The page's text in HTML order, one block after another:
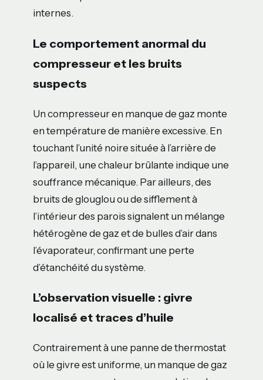
internes.
Le comportement anormal du
compresseur et les bruits
suspects
Un compresseur en manque de gaz monte
en température de manière excessive. En
touchant l’unité noire située à l’arrière de
l’appareil, une chaleur brûlante indique une
souffrance mécanique. Par ailleurs, des
bruits de glouglou ou de sifflement à
l’intérieur des parois signalent un mélange
hétérogène de gaz et de bulles d’air dans
l’évaporateur, confirmant une perte
d’étanchéité du système.
L’observation visuelle : givre
localisé et traces d’huile
Contrairement à une panne de thermostat
où le givre est uniforme, un manque de gaz